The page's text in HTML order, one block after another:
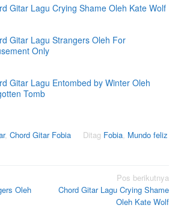
Gitar Lagu Crying Shame Oleh Kate Wolf
Gitar Lagu Strangers Oleh For
Only
Gitar Lagu Entombed by Winter Oleh
Tomb
, Chord Gitar Fobia Ditag Fobia, Mundo feliz
Oleh
Pos berikutnya
Chord Gitar Lagu Crying Shame
Oleh Kate Wolf